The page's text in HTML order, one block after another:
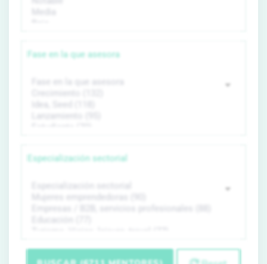
Fase en la que asesora
Especialización sectorial